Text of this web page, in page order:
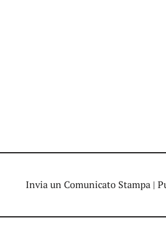
Invia un Comunicato Stampa |